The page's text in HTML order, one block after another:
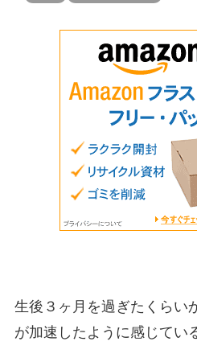
生後３ヶ月を過ぎたくらい
が加速したように感じてい